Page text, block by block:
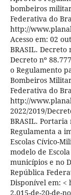
bombeiros
Federativa do
http://
Acesso em: 02
BRASIL.
Decreto nº
o Regulamento
Bombeiros
Federativa do
http://
2022/2019/
BRASIL.
Regulamenta a
Escolas Cívico-
modelo de
municípios e no
República
Disponível em:
2.015-de-20-de-